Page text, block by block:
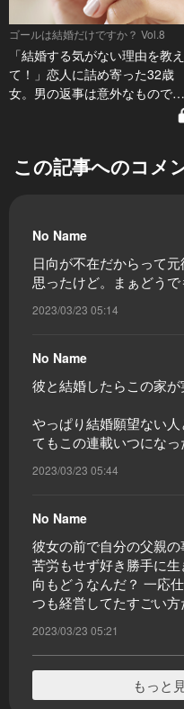
ゴールは結婚だけですか？ Vol.8
「結婚する気がない理由を教え
て！」恋人に詰め寄った32歳
女。男の返事は意外なもので…
この記事へのコメ
No Name
日向が不在だからって
思ったけど。まぁどうで
2023/03/23 05:14
No Name
彼と結婚したらこの家
やっぱり結婚願望ない
てもこの連載いつにな
2023/03/23 05:44
No Name
彼女の前で自分の父親
苦労もせず好き勝手に
向もどうなんだ？ 一応
つも経営してたすごい方
2023/03/23 05:21
もっと